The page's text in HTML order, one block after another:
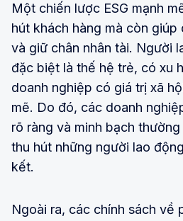
Một chiến lược ESG mạnh
hút khách hàng mà còn
và giữ chân nhân tài. Người
đặc biệt là thế hệ trẻ, có xu
doanh nghiệp có giá trị xã
mẽ. Do đó, các doanh
rõ ràng và minh bạch
thu hút những người lao
kết.
Ngoài ra, các chính sách về